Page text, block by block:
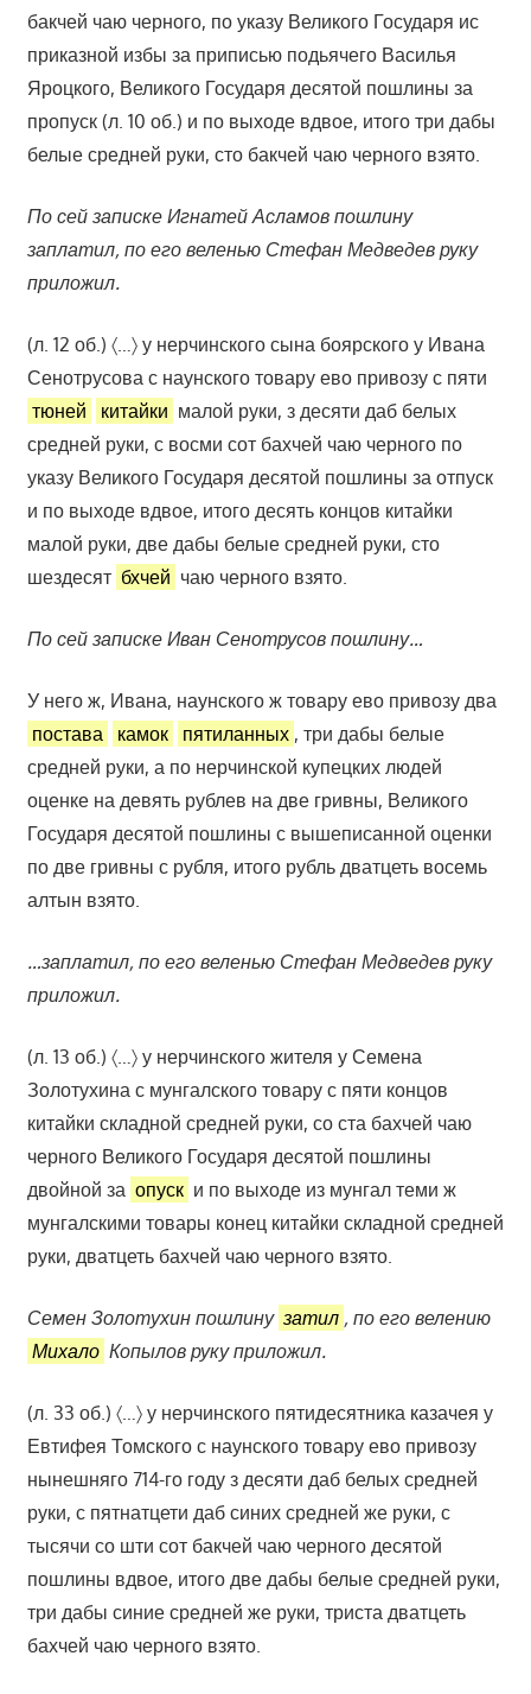
бакчей чаю черного, по указу Великого Государя ис
приказной избы за приписью подьячего Василья
Яроцкого, Великого Государя десятой пошлины за
пропуск (л. 10 об.) и по выходе вдвое, итого три дабы
белые средней руки, сто бакчей чаю черного взято.
По сей записке Игнатей Асламов пошлину
заплатил, по его веленью Стефан Медведев руку
приложил.
(л. 12 об.) 〈…〉 у нерчинского сына боярского у Ивана
Сенотрусова с наунского товару ево привозу с пяти
тюней
китайки малой руки, з десяти даб белых
средней руки, с восми сот бахчей чаю черного по
указу Великого Государя десятой пошлины за отпуск
и по выходе вдвое, итого десять концов китайки
малой руки, две дабы белые средней руки, сто
шездесят бхчей чаю черного взято.
По сей записке Иван Сенотрусов пошлину…
У него ж, Ивана, наунского ж товару ево привозу два
постава
камок пятиланных , три дабы белые
средней руки, а по нерчинской купецких людей
оценке на девять рублев на две гривны, Великого
Государя десятой пошлины с вышеписанной оценки
по две гривны с рубля, итого рубль дватцеть восемь
алтын взято.
…заплатил, по его веленью Стефан Медведев руку
приложил.
(л. 13 об.) 〈…〉 у нерчинского жителя у Семена
Золотухина с мунгалского товару с пяти концов
китайки складной средней руки, со ста бахчей чаю
черного Великого Государя десятой пошлины
двойной за опуск и по выходе из мунгал теми ж
мунгалскими товары конец китайки складной средней
руки, дватцеть бахчей чаю черного взято.
Семен Золотухин пошлину затил , по его велению
Михало Копылов руку приложил.
(л. 33 об.) 〈…〉 у нерчинского пятидесятника казачея у
Евтифея Томского с наунского товару ево привозу
нынешняго 714-го году з десяти даб белых средней
руки, с пятнатцети даб синих средней же руки, с
тысячи со шти сот бакчей чаю черного десятой
пошлины вдвое, итого две дабы белые средней руки,
три дабы синие средней же руки, триста дватцеть
бахчей чаю черного взято.